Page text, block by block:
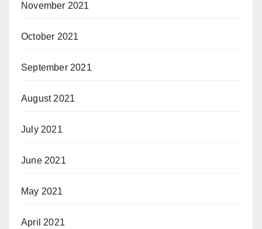
November 2021
October 2021
September 2021
August 2021
July 2021
June 2021
May 2021
April 2021